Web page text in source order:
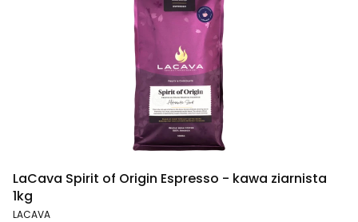
LaCava Spirit of Origin Espresso - kawa ziarnista
1kg
PRODUCENT
LACAVA